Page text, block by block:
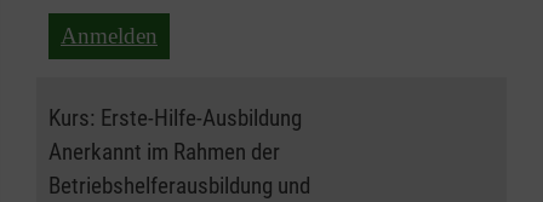
Anmelden
Kurs: Erste-Hilfe-Ausbildung
Anerkannt im Rahmen der
Betriebshelferausbildung und